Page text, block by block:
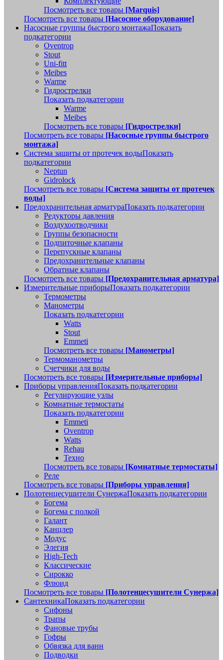
Посмотреть все товары [Marquis]
Посмотреть все товары [Насосное оборудование]
Насосные группы быстрого монтажаПоказать
подкатегории
Oventrop
Stout
Uni-fitt
Meibes
Warme
Гидрострелки
Показать подкатегории
Warme
Meibes
Посмотреть все товары [Гидрострелки]
Посмотреть все товары [Насосные группы быстрого
монтажа]
Система защиты от протечек водыПоказать
подкатегории
Neptun
Gidrolock
Посмотреть все товары [Система защиты от протечек
воды]
Предохранительная арматураПоказать подкатегории
Редукторы давления
Воздухоотводчики
Группы безопасности
Подпиточные клапаны
Перепускные клапаны
Предохранительные клапаны
Обратные клапаны
Посмотреть все товары [Предохранительная арматура]
Измерительные приборыПоказать подкатегории
Термометры
Манометры
Показать подкатегории
Watts
Stout
Emmeti
Посмотреть все товары [Манометры]
Термоманометры
Счетчики для воды
Посмотреть все товары [Измерительные приборы]
Приборы управленияПоказать подкатегории
Регулирующие узлы
Комнатные термостаты
Показать подкатегории
Emmeti
Oventrop
Watts
Rehau
Техно
Посмотреть все товары [Комнатные термостаты]
Реле
Посмотреть все товары [Приборы управления]
Полотенцесушители СунержаПоказать подкатегории
Богема
Богема с полкой
Галант
Канцлер
Модус
Элегия
High-Tech
Классические
Сирокко
Флюид
Посмотреть все товары [Полотенцесушители Сунержа]
СантехникаПоказать подкатегории
Сифоны
Трапы
Фановые трубы
Гофры
Обвязка для ванн
Подводки